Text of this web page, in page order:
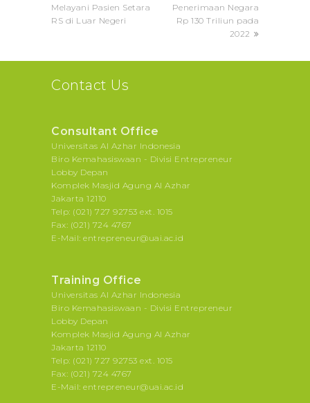
Melayani Pasien Setara
RS di Luar Negeri
Penerimaan Negara
Rp 130 Triliun pada
2022
Contact Us
Consultant Office
Universitas Al Azhar Indonesia
Biro Kemahasiswaan - Divisi Entrepreneur
Lobby Depan
Komplek Masjid Agung Al Azhar
Jakarta 12110
Telp: (021) 727 92753 ext. 1015
Fax: (021) 724 4767
E-Mail: entrepreneur@uai.ac.id
Training Office
Universitas Al Azhar Indonesia
Biro Kemahasiswaan - Divisi Entrepreneur
Lobby Depan
Komplek Masjid Agung Al Azhar
Jakarta 12110
Telp: (021) 727 92753 ext. 1015
Fax: (021) 724 4767
E-Mail: entrepreneur@uai.ac.id